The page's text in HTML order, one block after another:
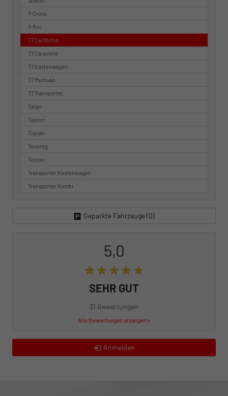
T-Cross
T-Roc
T7 California
T7 Caravelle
T7 Kastenwagen
T7 Multivan
T7 Transporter
Taigo
Tayron
Tiguan
Touareg
Touran
Transporter Kastenwagen
Transporter Kombi
Geparkte Fahrzeuge (0)
5,0
SEHR GUT
31 Bewertungen
Alle Bewertungen anzeigen >
Anmelden